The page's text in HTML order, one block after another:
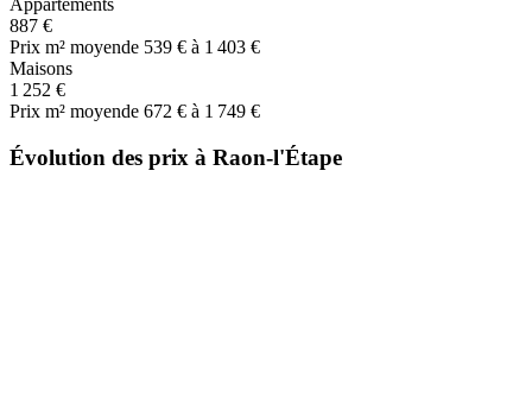
Appartements
887 €
Prix m² moyende 539 € à 1 403 €
Maisons
1 252 €
Prix m² moyende 672 € à 1 749 €
Évolution des prix à Raon-l'Étape